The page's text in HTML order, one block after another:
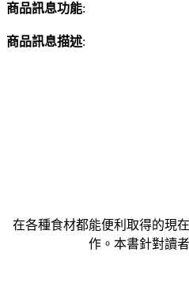
商品訊息功能:
商品訊息描述:
在各種食材都能便利取得的現
作。本書針對讀